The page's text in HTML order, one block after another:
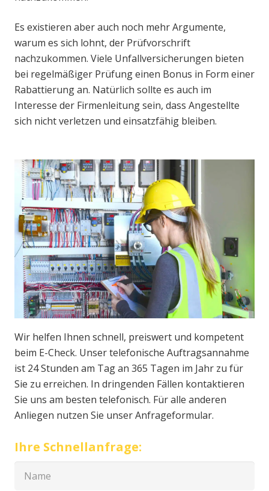
Es existieren aber auch noch mehr Argumente,
warum es sich lohnt, der Prüfvorschrift
nachzukommen. Viele Unfallversicherungen bieten
bei regelmäßiger Prüfung einen Bonus in Form einer
Rabattierung an. Natürlich sollte es auch im
Interesse der Firmenleitung sein, dass Angestellte
sich nicht verletzen und einsatzfähig bleiben.
Wir helfen Ihnen schnell, preiswert und kompetent
beim E-Check. Unser telefonische Auftragsannahme
ist 24 Stunden am Tag an 365 Tagen im Jahr zu für
Sie zu erreichen. In dringenden Fällen kontaktieren
Sie uns am besten telefonisch. Für alle anderen
Anliegen nutzen Sie unser Anfrageformular.
Ihre Schnellanfrage: